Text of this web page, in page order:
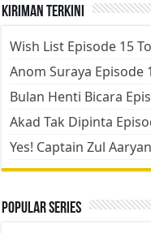
Kiriman Terkini
Wish List Episode 15
Anom Suraya Episode
Bulan Henti Bicara
Akad Tak Dipinta
Yes! Captain Zul
Popular Series